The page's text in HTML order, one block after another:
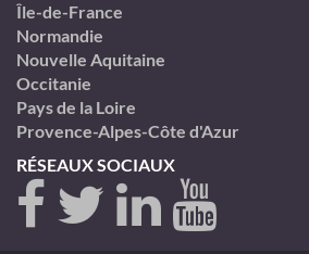
Île-de-France
Normandie
Nouvelle Aquitaine
Occitanie
Pays de la Loire
Provence-Alpes-Côte d'Azur
RÉSEAUX SOCIAUX